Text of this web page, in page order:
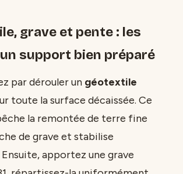
grave et pente : les
support bien préparé
par dérouler un géotextile
toute la surface décaissée. Ce
la remontée de terre fine
de grave et stabilise
Ensuite, apportez une grave